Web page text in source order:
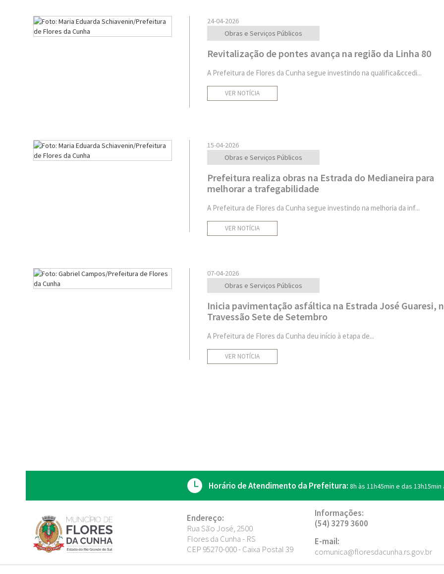
24-04-2026
Obras e Serviços Públicos
Revitalização de pontes avança na região da Linha 80
A Prefeitura de Flores da Cunha segue investindo na qualifica&ccedi...
VER NOTÍCIA
15-04-2026
Obras e Serviços Públicos
Prefeitura realiza obras na Estrada do Medianeira para
melhorar a trafegabilidade
A Prefeitura de Flores da Cunha segue investindo na melhoria da inf...
VER NOTÍCIA
07-04-2026
Obras e Serviços Públicos
Inicia pavimentação asfáltica na Estrada José Guaresi,
Travessão Sete de Setembro
A Prefeitura de Flores da Cunha deu início à etapa de...
VER NOTÍCIA
Horário de Atendimento da Prefeitura: 8h às 11h45min e das 13h15min
Endereço:
Rua São José, 2500
Flores da Cunha - RS
CEP 95270-000 - Caixa Postal 39
Informações:
(54) 3279 3600
E-mail:
comunica@floresdacunha.rs.gov.br